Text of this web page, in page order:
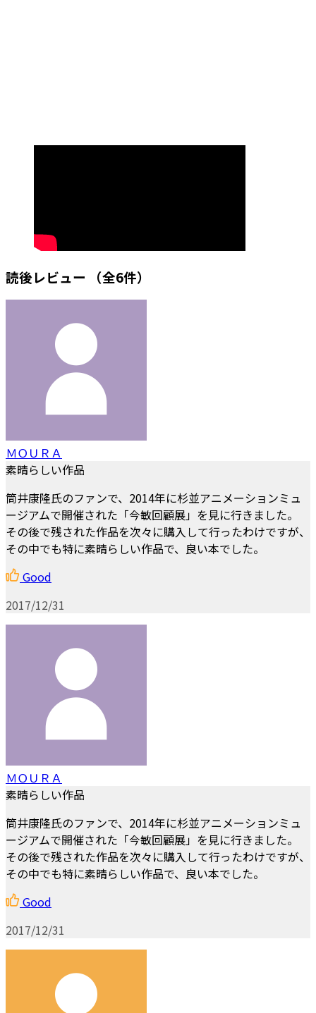
読後レビュー （全6件）
ＭＯＵＲＡ
素晴らしい作品
筒井康隆氏のファンで、2014年に杉並アニメーションミュ
ージアムで開催された「今敏回顧展」を見に行きました。
その後で残された作品を次々に購入して行ったわけですが、
その中でも特に素晴らしい作品で、良い本でした。
Good
2017/12/31
ＭＯＵＲＡ
素晴らしい作品
筒井康隆氏のファンで、2014年に杉並アニメーションミュ
ージアムで開催された「今敏回顧展」を見に行きました。
その後で残された作品を次々に購入して行ったわけですが、
その中でも特に素晴らしい作品で、良い本でした。
Good
2017/12/31